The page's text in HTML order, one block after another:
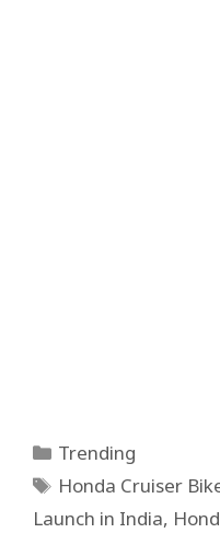
Categories
Trending
Tags
Honda Cruiser
Launch in India,